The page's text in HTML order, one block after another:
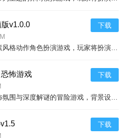
v1.0.0 下载
怖游戏 下载
下载